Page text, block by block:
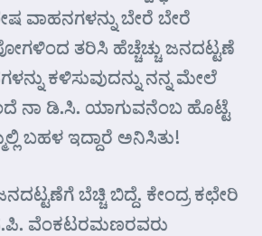
ವಾಹನಗಳನ್ನು ಬೇರೆ ಬೇರೆ
ತರಿಸಿ ಹೆಚ್ಚೆಚ್ಚು ಜನದಟ್ಟಣೆ
ಕಳಿಸುವುದನ್ನು ನನ್ನ ಮೇಲೆ
ನಾ ಡಿ.ಸಿ. ಯಾಗುವನೆಂಬ ಹೊಟ್ಟೆ
ಬಹಳ ಇದ್ದಾರೆ ಅನಿಸಿತು!
ಬೆಚ್ಚಿ ಬಿದ್ದೆ. ಕೇಂದ್ರ ಕಛೇರಿ
ವೆಂಕಟರಮಣರವರು